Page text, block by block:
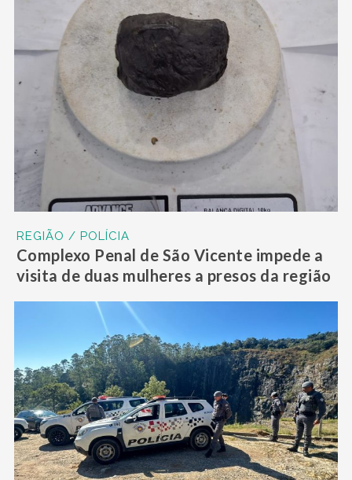
REGIÃO / POLÍCIA
Complexo Penal de São Vicente impede a
visita de duas mulheres a presos da região